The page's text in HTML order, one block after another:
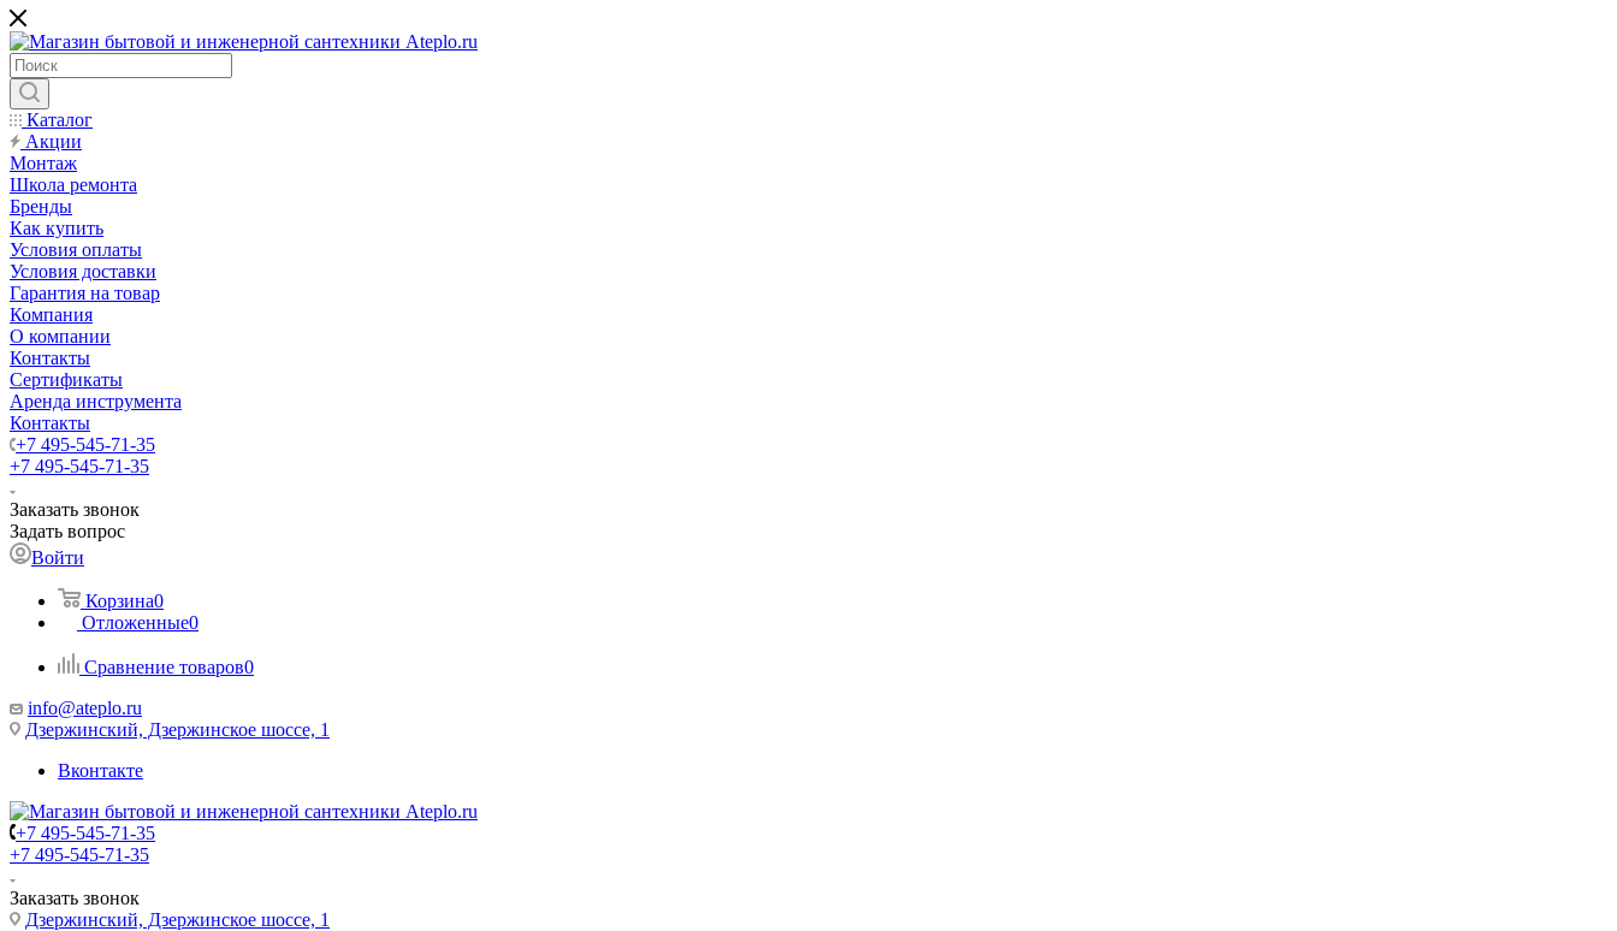
Каталог
Акции
Монтаж
Школа ремонта
Бренды
Как купить
Условия оплаты
Условия доставки
Гарантия на товар
Компания
О компании
Контакты
Сертификаты
Аренда инструмента
Контакты
+7 495-545-71-35
+7 495-545-71-35
Заказать звонок
Задать вопрос
Войти
Корзина0
Отложенные0
Сравнение товаров0
info@ateplo.ru
Дзержинский, Дзержинское шоссе, 1
Вконтакте
+7 495-545-71-35
+7 495-545-71-35
Заказать звонок
Дзержинский, Дзержинское шоссе, 1